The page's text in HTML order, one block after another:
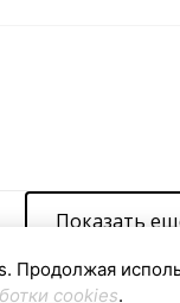
Показать
Продолжая
cookies.